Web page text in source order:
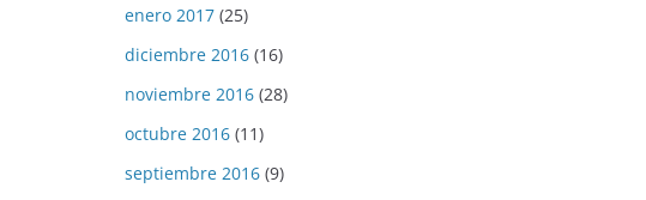
enero 2017 (25)
diciembre 2016 (16)
noviembre 2016 (28)
octubre 2016 (11)
septiembre 2016 (9)